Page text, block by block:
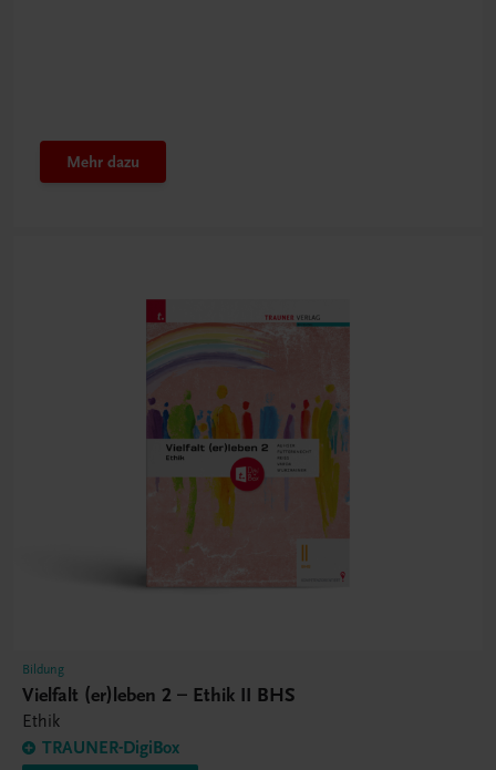
Mehr dazu
Bildung
Vielfalt (er)leben 2 – Ethik II BHS
Ethik
TRAUNER-DigiBox